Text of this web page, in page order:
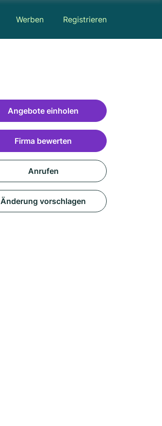
Werben Registrieren
Angebote einholen
Firma bewerten
Anrufen
Änderung vorschlagen